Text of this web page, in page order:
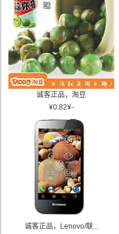
诚客正品，淘豆
¥0.82¥-
诚客正品，Lenovo/联...